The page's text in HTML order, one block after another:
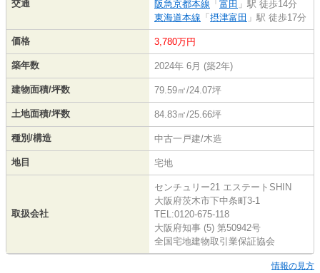
交通
阪急京都本線 「 富田 」駅 徒歩14分
東海道本線 「 摂津富田 」駅 徒歩17分
価格 3,780万円
築年数 2024年 6月 (築2年)
建物面積/坪数 79.59㎡/24.07坪
土地面積/坪数 84.83㎡/25.66坪
種別/構造 中古一戸建/木造
地目 宅地
取扱会社
センチュリー21 エステートSHIN
大阪府茨木市下中条町3-1
TEL:0120-675-118
大阪府知事 (5) 第50942号
全国宅地建物取引業保証協会
情報の見方